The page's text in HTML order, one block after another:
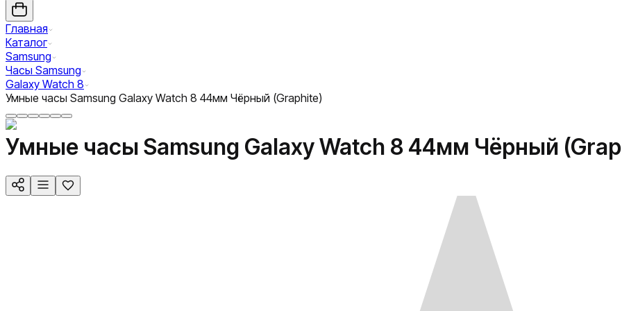
Главная
Каталог
Samsung
Часы Samsung
Galaxy Watch 8
Умные часы Samsung Galaxy Watch 8 44мм Чёрный (Graphite)
Умные часы Samsung Galaxy Watch 8 44мм Чёрный